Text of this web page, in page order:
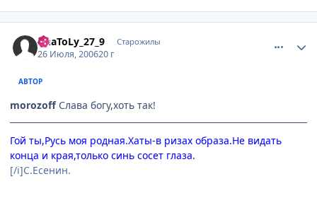
AnaToLy_27_9 Старожилы
26 Июля, 200620 г
АВТОР
morozoffСлава богу,хоть так!
Гой ты,Русь моя родная.Хаты-в ризах образа.Не видать
конца и края,только синь сосет глаза.
[/i]С.Есенин.